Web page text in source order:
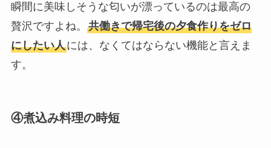
瞬間に美味しそうな匂いが漂っているのは最高の
贅沢ですよね。 共働きで帰宅後の夕食作りをゼロ
にしたい人には、なくてはならない機能と言えま
す。
④煮込み料理の時短